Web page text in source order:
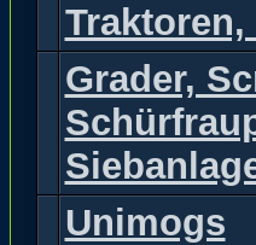
Grader,
Unimogs